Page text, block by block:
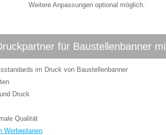
Weitere Anpassungen optional möglich.
für Baustellenbanner
im Druck von Baustellenbanner
Druck
Qualität
Werbeplanen